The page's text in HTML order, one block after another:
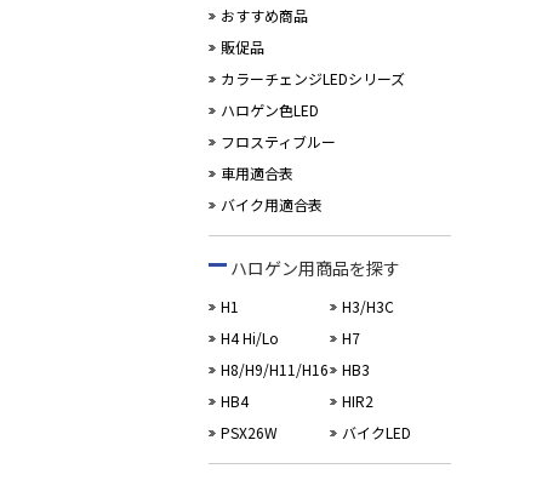
おすすめ商品
販促品
カラーチェンジLEDシリーズ
ハロゲン色LED
フロスティブルー
車用適合表
バイク用適合表
ハロゲン用商品を探す
H1
H3/H3C
H4 Hi/Lo
H7
H8/H9/H11/H16
HB3
HB4
HIR2
PSX26W
バイクLED